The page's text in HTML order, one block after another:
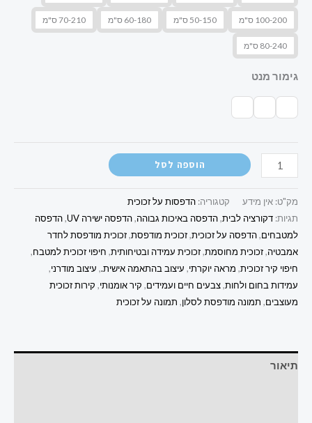
100-200 ס"מ 50-150 ס"מ 60-180 ס"מ 70-210 ס"מ
80-240 ס"מ
גימור מנט
הוספה לסל
מק"ט: אין מידע קטגוריה: הדפסות על זכוכית
תגיות: דקורציה לבית,הדפסה באיכות גבוהה,הדפסה ישירה UV ,הדפסה
למטבחים,הדפסה על זכוכית,זכוכית מודפסת,זכוכית מודפסת לחדר
אמבטיה,זכוכית מחוסמת,זכוכית עמידה ובטיחותית, חיפוי זכוכית למטבח,
חיפוי קיר זכוכית, מראה יוקרתי, עיצוב בהתאמה אישית., עיצוב מודרני,
עמידות בחום ולחות,צבעים חיים ועמידים, קיר אומנותי, קירות זכוכית
מעוצבים, תמונה מודפסת לסלון, תמונה על זכוכית
תיאור